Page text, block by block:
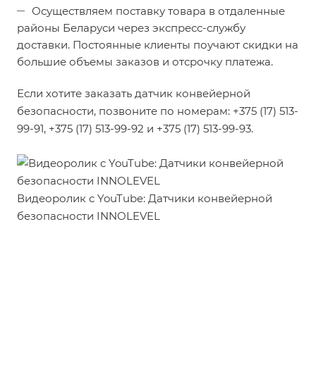
Осуществляем поставку товара в отдаленные
районы Беларуси через экспресс-службу
доставки. Постоянные клиенты поучают скидки на
большие объемы заказов и отсрочку платежа.
Если хотите заказать датчик конвейерной
безопасности, позвоните по номерам: +375 (17) 513-
99-91, +375 (17) 513-99-92 и +375 (17) 513-99-93.
Видеоролик c YouTube: Датчики конвейерной
безопасности INNOLEVEL